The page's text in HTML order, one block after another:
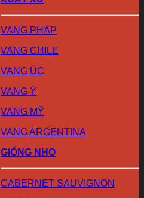
VANG PHÁP
VANG CHILE
VANG ÚC
VANG Ý
VANG MỸ
VANG ARGENTINA
GIỐNG NHO
CABERNET SAUVIGNON